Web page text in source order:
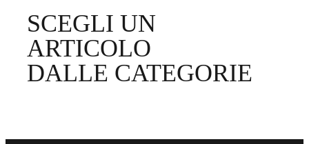
SCEGLI UN
ARTICOLO
DALLE CATEGORIE